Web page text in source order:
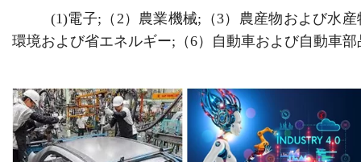
(1)電子; （ 2 ）農業機械; （3）農産物および水
環境および省エネルギー; （6）自動車および自動車